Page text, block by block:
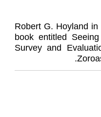
Robert G. Hoyland
book entitled
Survey and